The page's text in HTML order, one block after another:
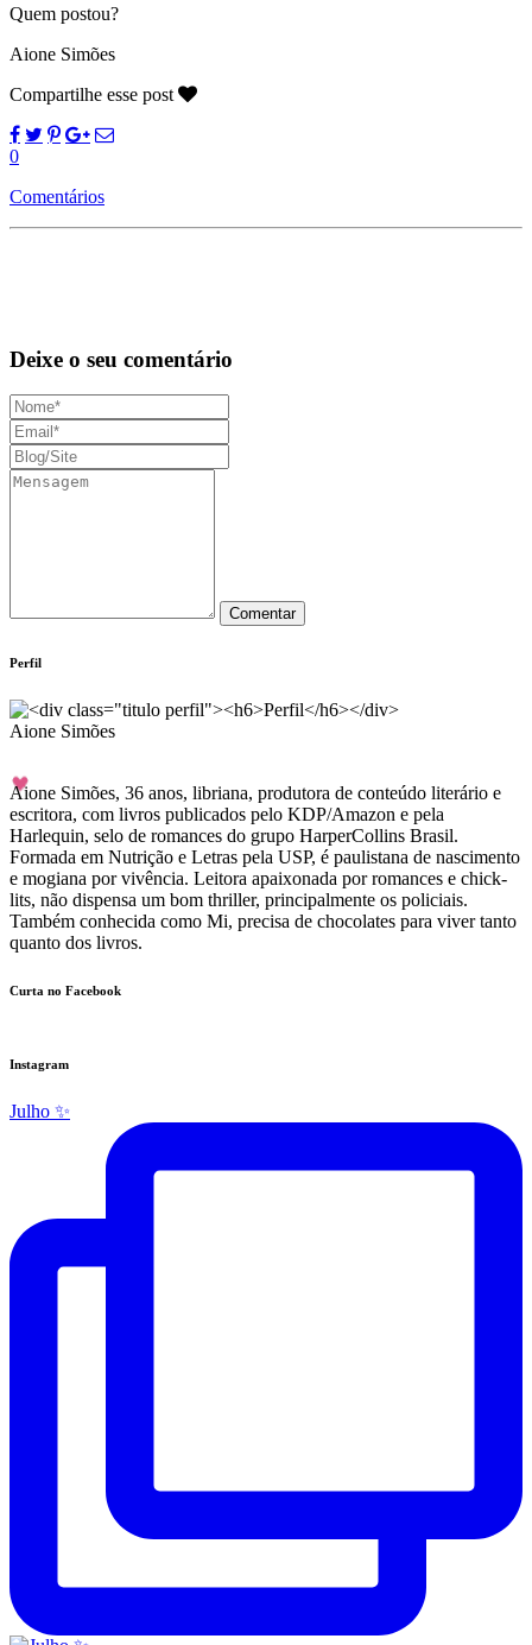
Quem postou?
Aione Simões
Compartilhe esse post
0
Comentários
Deixe o seu comentário
Perfil
Aione Simões
Aione Simões, 36 anos, libriana, produtora de conteúdo literário e
escritora, com livros publicados pelo KDP/Amazon e pela
Harlequin, selo de romances do grupo HarperCollins Brasil.
Formada em Nutrição e Letras pela USP, é paulistana de nascimento
e mogiana por vivência. Leitora apaixonada por romances e chick-
lits, não dispensa um bom thriller, principalmente os policiais.
Também conhecida como Mi, precisa de chocolates para viver tanto
quanto dos livros.
Curta no Facebook
Instagram
Julho ✨